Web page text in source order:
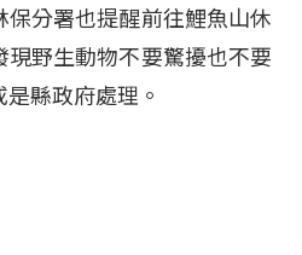
保分署也提醒前往鯉魚山休
現野生動物不要驚擾也不要
縣政府處理。